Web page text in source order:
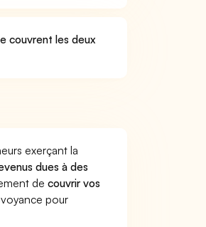
couvrent les deux
exerçant la
dues à des
decouvrir vos
pour